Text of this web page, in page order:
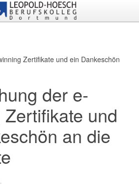
Zertifikate und ein Dankeschön
der e-
und
an die